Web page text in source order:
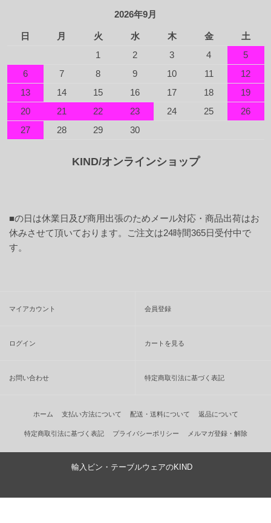
2026年9月
日 月 火 水 木 金
土
1
2 3 4
5
6
7 8 9 10 11
12
13
14 15 16 17 18
19
20
21 22 23 24 25
26
27
28 29 30
KIND/オンラインショップ
■の日は休業日及び商用出張のためメール対応・商品出荷はお
休みさせて頂いております。ご注文は24時間365日受付中で
す。
マイアカウント 会員登録
ログイン カートを見る
お問い合わせ 特定商取引法に基づく表記
ホーム 支払い方法について 配送・送料について 返品について
特定商取引法に基づく表記 プライバシーポリシー メルマガ登録・解除
輸入ビン・テーブルウェアのKIND